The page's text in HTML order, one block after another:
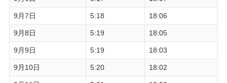
9月7日 5:18 18:06
9月8日 5:19 18:05
9月9日 5:19 18:03
9月10日 5:20 18:02